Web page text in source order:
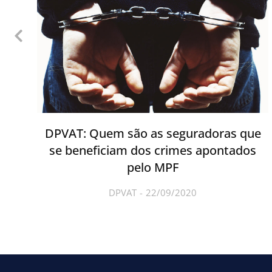
DPVAT: Quem são as seguradoras que
se beneficiam dos crimes apontados
pelo MPF
DPVAT 22/09/2020